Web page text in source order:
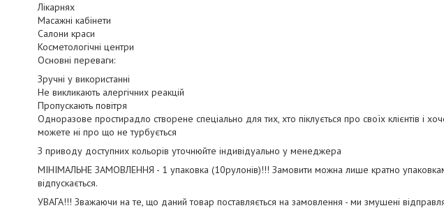
Лікарнях
Масажні кабінети
Салони краси
Косметологічні центри
Основні переваги:
Зручні у використанні
Не викликають алергічних реакцій
Пропускають повітря
Одноразове простирадло створене спеціально для тих, хто піклується про своїх клієнтів і
можете ні про що не турбується
З приводу доступних кольорів уточнюйте індивідуально у менеджера
МІНІМАЛЬНЕ ЗАМОВЛЕННЯ - 1 упаковка (10рулонів)!!! Замовити можна лише кратно
відпускається.
УВАГА!!! Зважаючи на те, що даний товар поставляється на замовлення - ми змушені